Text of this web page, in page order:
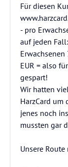
Für diesen
- pro
auf jeden
EUR = also
gespart!
Wir hatten
HarzCard um
jenes noch
mussten gar
Unsere